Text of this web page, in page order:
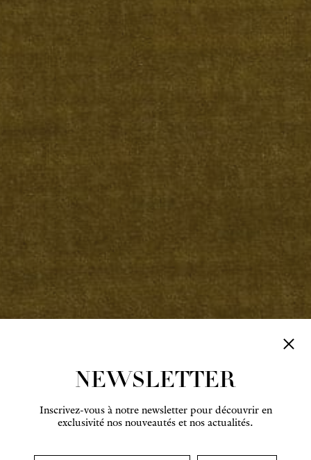
NEWSLETTER
Inscrivez-vous à notre newsletter pour découvrir en
exclusivité nos nouveautés et nos actualités.